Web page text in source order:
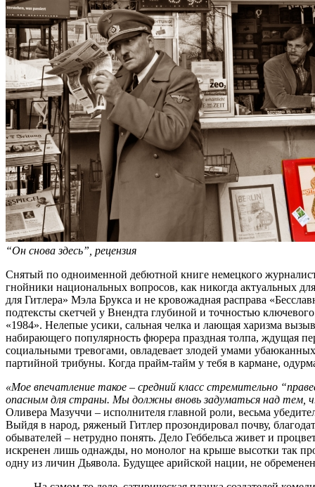
“Он снова здесь”, рецензия
Снятый по одноименной дебютной книге немецкого
гнойники национальных вопросов, как никогда актуальных
для Гитлера» Мэла Брукса и не кровожадная расправа
подтексты скетчей у Внендта глубиной и точностью
«1984». Нелепые усики, сальная челка и лающая харизма
набирающего популярность фюрера праздная толпа, ждущая
социальными тревогами, овладевает злодей умами
партийной трибуны. Когда прайм-тайм у тебя в кармане,
«Мое впечатление такое – средний класс стремительно
опасным для страны. Мы должны вновь задуматься над тем,
Оливера Мазуччи – исполнителя главной роли, весьма
Выйдя в народ, ряженый Гитлер прозондировал почву,
обывателей – нетрудно понять. Дело Геббельса живет и
искренен лишь однажды, но монолог на крыше высотки так
одну из личин Дьявола. Будущее арийской нации, не